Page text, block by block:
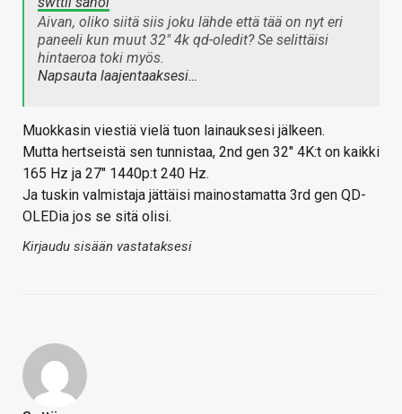
Aivan, oliko siitä siis joku lähde että tää on nyt eri
paneeli kun muut 32" 4k qd-oledit? Se selittäisi
hintaeroa toki myös.
Napsauta laajentaaksesi…
Muokkasin viestiä vielä tuon lainauksesi jälkeen.
Mutta hertseistä sen tunnistaa, 2nd gen 32" 4K:t on kaikki
165 Hz ja 27" 1440p:t 240 Hz.
Ja tuskin valmistaja jättäisi mainostamatta 3rd gen QD-
OLEDia jos se sitä olisi.
Kirjaudu sisään vastataksesi